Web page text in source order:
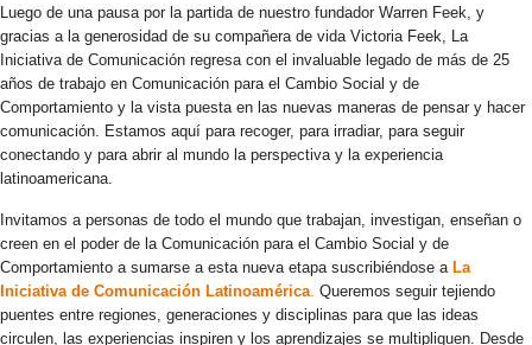
Luego de una pausa por la partida de nuestro fundador Warren Feek, y
gracias a la generosidad de su compañera de vida Victoria Feek, La
Iniciativa de Comunicación regresa con el invaluable legado de más de 25
años de trabajo en Comunicación para el Cambio Social y de
Comportamiento y la vista puesta en las nuevas maneras de pensar y hacer
comunicación. Estamos aquí para recoger, para irradiar, para seguir
conectando y para abrir al mundo la perspectiva y la experiencia
latinoamericana.
Invitamos a personas de todo el mundo que trabajan, investigan, enseñan o
creen en el poder de la Comunicación para el Cambio Social y de
Comportamiento a sumarse a esta nueva etapa suscribiéndose a La
Iniciativa de Comunicación Latinoamérica. Queremos seguir tejiendo
puentes entre regiones, generaciones y disciplinas para que las ideas
circulen, las experiencias inspiren y los aprendizajes se multipliquen. Desde